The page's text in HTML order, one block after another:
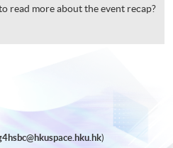
read more about the event recap?
)